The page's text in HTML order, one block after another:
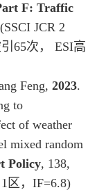
F: Traffic
JCR 2
65次， ESI高
Feng,2023.
to
of weather
mixed random
Policy, 138,
区，IF=6.8)